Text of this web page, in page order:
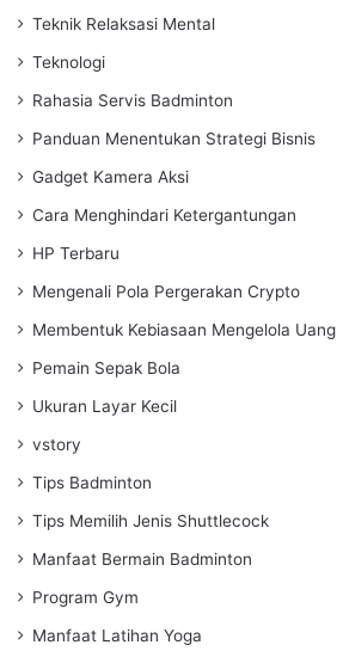
Teknik Relaksasi Mental
Teknologi
Rahasia Servis Badminton
Panduan Menentukan Strategi Bisnis
Gadget Kamera Aksi
Cara Menghindari Ketergantungan
HP Terbaru
Mengenali Pola Pergerakan Crypto
Membentuk Kebiasaan Mengelola Uang
Pemain Sepak Bola
Ukuran Layar Kecil
vstory
Tips Badminton
Tips Memilih Jenis Shuttlecock
Manfaat Bermain Badminton
Program Gym
Manfaat Latihan Yoga